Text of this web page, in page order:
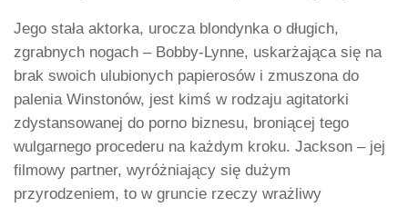
Jego stała aktorka, urocza blondynka o długich,
zgrabnych nogach – Bobby-Lynne, uskarżająca się na
brak swoich ulubionych papierosów i zmuszona do
palenia Winstonów, jest kimś w rodzaju agitatorki
zdystansowanej do porno biznesu, broniącej tego
wulgarnego procederu na każdym kroku. Jackson – jej
filmowy partner, wyróżniający się dużym
przyrodzeniem, to w gruncie rzeczy wrażliwy